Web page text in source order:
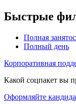
Быстрые
Полная
Полный день
Корпоративная
Какой соцпакет вы
Оформляйте